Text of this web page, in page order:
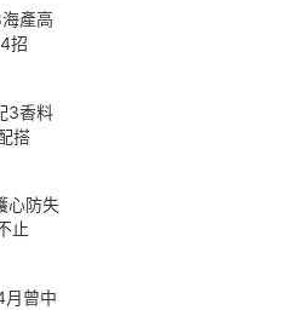
產高
招
3香料
搭
心防失
止
月曾中